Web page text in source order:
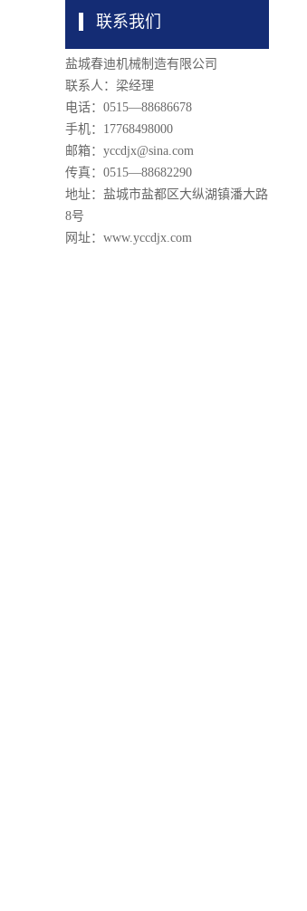
联系我们
盐城春迪机械制造有限公司
联系人：梁经理
电话：0515—88686678
手机：17768498000
邮箱：yccdjx@sina.com
传真：0515—88682290
地址：盐城市盐都区大纵湖镇潘大路
8号
网址：www.yccdjx.com